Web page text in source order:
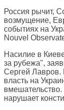
Россия рычит,
возмущение,
событиях на
Nouvel
Насилие в
за рубежа",
Сергей Лавров.
власть на
вмешательство.
нарушает